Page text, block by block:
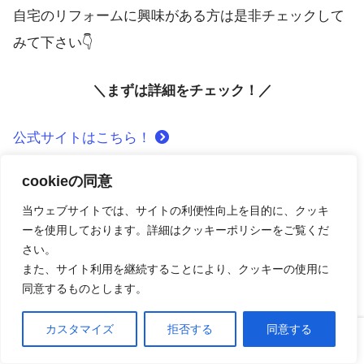
cookieの同意
当ウェブサイトでは、サイトの利便性向上を目的に、クッキ
ーを使用しております。詳細はクッキーポリシーをご覧くだ
さい。
また、サイト利用を継続することにより、クッキーの使用に
同意するものとします。
カスタマイズ 拒否する 同意する
自宅のリフォームに興味がある方は是非チェックして
みて下さい👇
＼まずは詳細をチェック！／
公式サイトはこちら！
（EMEAO!）の登録方法から評判ま
で徹底解説！！
【口コミ】仮住まいは？らくりふぉ
の評判から見積もりの流れまで徹底